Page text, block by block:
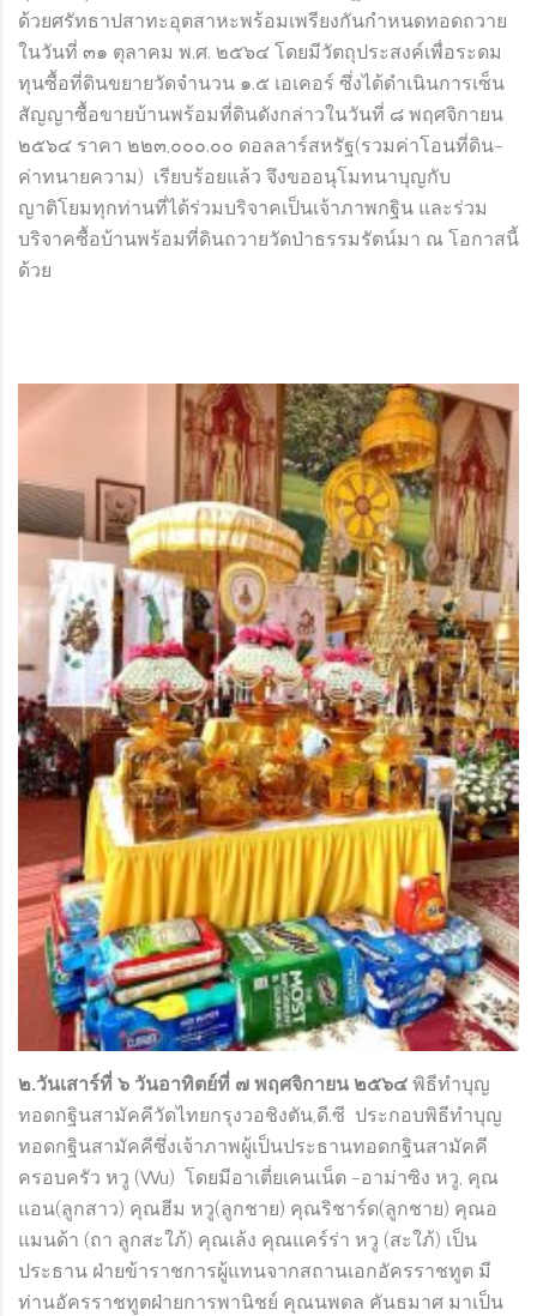
ด้วยศรัทธาปสาทะอุตสาหะพร้อมเพรียงกันกำหนดทอดถวาย
ในวันที่ ๓๑ ตุลาคม พ.ศ. ๒๕๖๔ โดยมีวัตถุประสงค์เพื่อระดม
ทุนซื้อที่ดินขยายวัดจำนวน ๑.๕ เอเคอร์ ซึ่งได้ดำเนินการเซ็น
สัญญาซื้อขายบ้านพร้อมที่ดินดังกล่าวในวันที่ ๘ พฤศจิกายน
๒๕๖๔ ราคา ๒๒๓,๐๐๐.๐๐ ดอลลาร์สหรัฐ(รวมค่าโอนที่ดิน-
ค่าทนายความ) เรียบร้อยแล้ว จึงขออนุโมทนาบุญกับ
ญาติโยมทุกท่านที่ได้ร่วมบริจาคเป็นเจ้าภาพกฐิน และร่วม
บริจาคซื้อบ้านพร้อมที่ดินถวายวัดป่าธรรมรัตน์มา ณ โอกาสนี้
ด้วย
๒.วันเสาร์ที่ ๖ วันอาทิตย์ที่ ๗ พฤศจิกายน ๒๕๖๔ พิธีทำบุญ
ทอดกฐินสามัคคีวัดไทยกรุงวอชิงตัน,ดี.ซี ประกอบพิธีทำบุญ
ทอดกฐินสามัคคีซึ่งเจ้าภาพผู้เป็นประธานทอดกฐินสามัคคี
ครอบครัว หวู (Wu) โดยมีอาเตี่ยเคนเน็ต -อาม่าซิง หวู, คุณ
แอน(ลูกสาว) คุณฮีม หวู(ลูกชาย) คุณริชาร์ด(ลูกชาย) คุณอ
แมนด้า (ถา ลูกสะใภ้) คุณเล้ง คุณแคร์ร่า หวู (สะใภ้) เป็น
ประธาน ฝ่ายข้าราชการผู้แทนจากสถานเอกอัครราชทูต มี
ท่านอัครราชทูตฝ่ายการพานิชย์ คุณนพดล คันธมาศ มาเป็น